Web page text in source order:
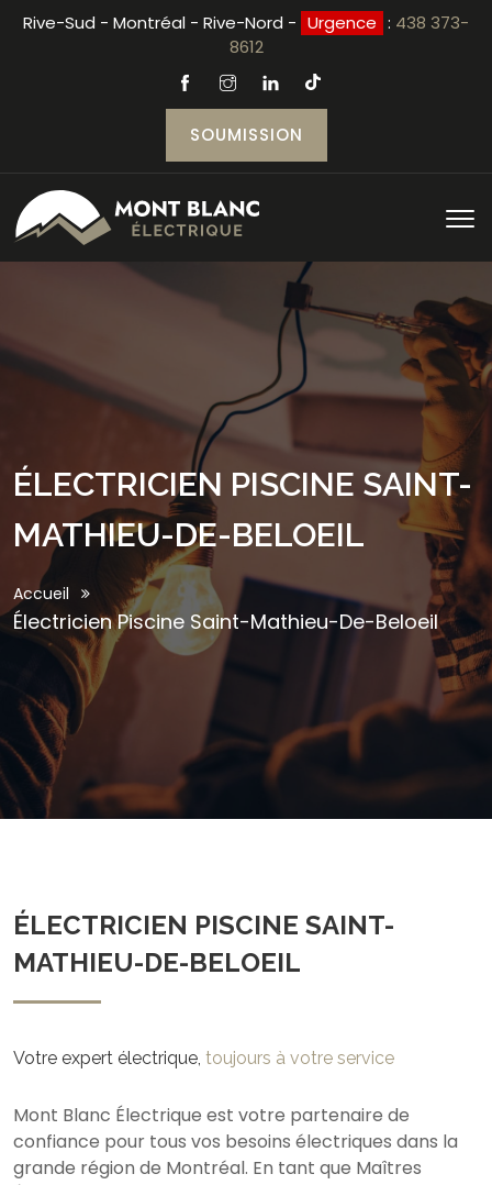
Rive-Sud - Montréal - Rive-Nord - Urgence : 438 373-
8612
SOUMISSION
ÉLECTRICIEN PISCINE SAINT-
MATHIEU-DE-BELOEIL
Accueil
Électricien Piscine Saint-Mathieu-De-Beloeil
ÉLECTRICIEN PISCINE SAINT-
MATHIEU-DE-BELOEIL
Votre expert électrique, toujours à votre service
Mont Blanc Électrique est votre partenaire de
confiance pour tous vos besoins électriques dans la
grande région de Montréal. En tant que Maîtres